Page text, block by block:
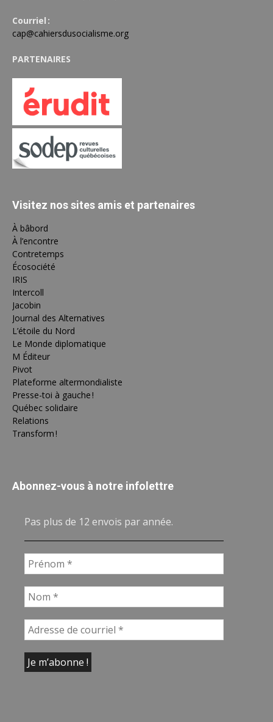
Courriel :
cap@cahiersdusocialisme.org
PARTENAIRES
Visitez nos sites amis et partenaires
À bâbord
À l’encontre
Contretemps
Écosociété
IRIS
Intercoll
Jacobin
Journal des Alternatives
L’étoile du Nord
Le Monde diplomatique
M Éditeur
Pivot
Plateforme altermondialiste
Presse-toi à gauche !
Québec solidaire
Relations
Transform !
Abonnez-vous à notre infolettre
Pas plus de 12 envois par année.